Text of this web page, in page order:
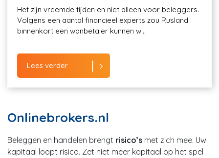
Het zijn vreemde tijden en niet alleen voor beleggers.
Volgens een aantal financieel experts zou Rusland
binnenkort een wanbetaler kunnen w...
Lees verder
Onlinebrokers.nl
Beleggen en handelen brengt risico’s met zich mee. Uw
kapitaal loopt risico. Zet niet meer kapitaal op het spel